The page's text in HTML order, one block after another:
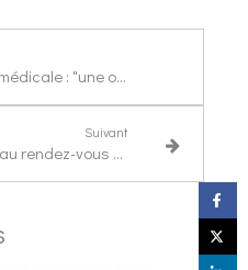
Bavent - Maison médicale : "une offre de qualité"
Suivant
Pont-l'Évêque - L'émotion au rendez-vous pour le 75e D-Day